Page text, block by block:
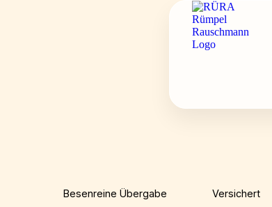
Besenreine Übergabe Versichert